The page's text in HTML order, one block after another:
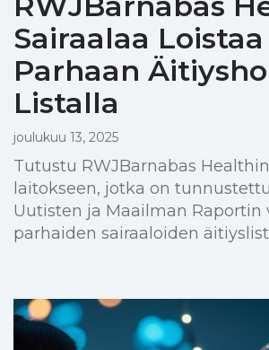
Sairaalaa Loistaa
Parhaan
Listalla
joulukuu 13, 2025
Tutustu RWJBarnabas
laitokseen, jotka on
Uutisten ja Maailman Raportin
parhaiden sairaaloiden